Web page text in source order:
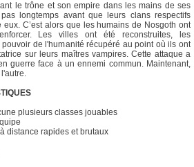
le trône et son empire dans les mains de ses
longtemps avant que leurs clans respectifs
C’est alors que les humains de Nosgoth ont
Les villes ont été reconstruites, les
de l'humanité récupéré au point où ils ont
sur leurs maîtres vampires. Cette attaque a
guerre face à un ennemi commun. Maintenant,
plusieurs classes jouables
distance rapides et brutaux